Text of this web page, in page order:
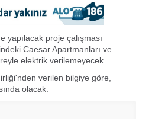
proje çalışması
Caesar Apartmanları ve
elektrik verilemeyecek.
verilen bilgiye göre,
olacak.